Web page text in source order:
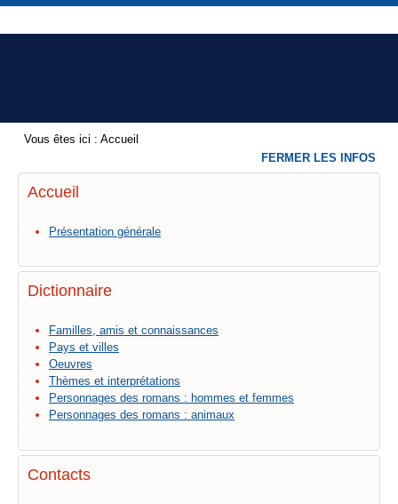
Vous êtes ici : Accueil
Accueil
Présentation générale
Dictionnaire
Familles, amis et connaissances
Pays et villes
Oeuvres
Thèmes et interprétations
Personnages des romans : hommes et femmes
Personnages des romans : animaux
Contacts
FERMER LES INFOS